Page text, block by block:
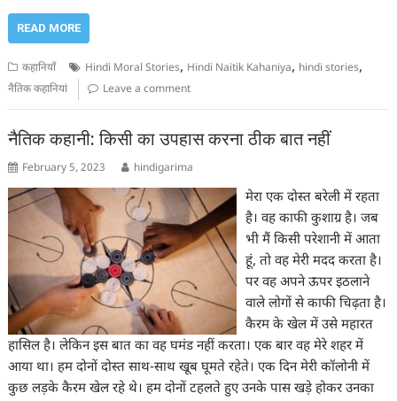
READ MORE
कहानियाँ Hindi Moral Stories, Hindi Naitik Kahaniya, hindi stories,
नैतिक कहानियां Leave a comment
नैतिक कहानी: किसी का उपहास करना ठीक बात नहीं
February 5, 2023 hindigarima
मेरा एक दोस्त बरेली में रहता
है। वह काफी कुशाग्र है। जब
भी मैं किसी परेशानी में आता
हूं, तो वह मेरी मदद करता है।
पर वह अपने ऊपर इठलाने
वाले लोगों से काफी चिढ़ता है।
कैरम के खेल में उसे महारत
हासिल है। लेकिन इस बात का वह घमंड नहीं करता। एक बार वह मेरे शहर में
आया था। हम दोनों दोस्त साथ-साथ खूब घूमते रहेते। एक दिन मेरी कॉलोनी में
कुछ लड़के कैरम खेल रहे थे। हम दोनों टहलते हुए उनके पास खड़े होकर उनका